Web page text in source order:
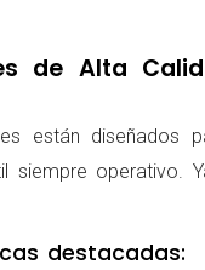
de Alta
están diseñados
siempre operativo.
destacadas: